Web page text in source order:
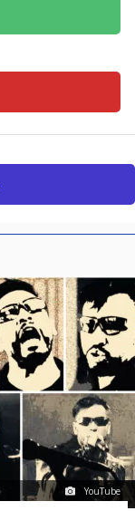
YouTube